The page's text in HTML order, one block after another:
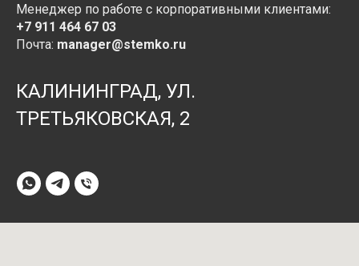
Менеджер по работе с корпоративными клиентами:
+7 911 464 67 03
Почта: manager@stemko.ru
КАЛИНИНГРАД, УЛ.
ТРЕТЬЯКОВСКАЯ, 2